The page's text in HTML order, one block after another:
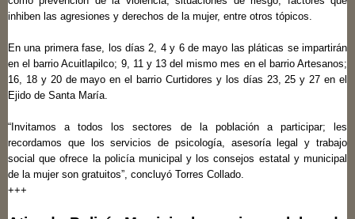
inhiben las agresiones y derechos de la mujer, entre otros tópicos.
En una primera fase, los días 2, 4 y 6 de mayo las pláticas se impartirán
en el barrio Acuitlapilco; 9, 11 y 13 del mismo mes en el barrio Artesanos;
16, 18 y 20 de mayo en el barrio Curtidores y los días 23, 25 y 27 en el
Ejido de Santa María.
“Invitamos a todos los sectores de la población a participar; les
recordamos que los servicios de psicología, asesoría legal y trabajo
social que ofrece la policía municipal y los consejos estatal y municipal
de la mujer son gratuitos”, concluyó Torres Collado.
+++